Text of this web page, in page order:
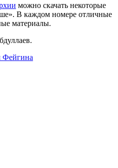
можно скачать некоторые
В каждом номере отличные
материалы.
Фейгина